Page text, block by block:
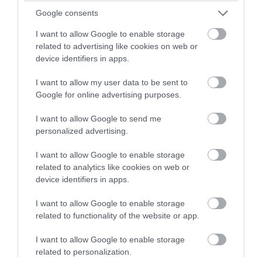
Google consents
I want to allow Google to enable storage
related to advertising like cookies on web or
device identifiers in apps.
I want to allow my user data to be sent to
Google for online advertising purposes.
I want to allow Google to send me
personalized advertising.
I want to allow Google to enable storage
related to analytics like cookies on web or
device identifiers in apps.
I want to allow Google to enable storage
related to functionality of the website or app.
I want to allow Google to enable storage
related to personalization.
PRONEWS.GR /ΔΙΕΘΝΗΣ ΟΙΚΟΝΟΜΙΑ
Ρώσοι επιστήμονες ανακάλυψαν νέο
ορυκτό με αξία μεγαλύτερη από τον
χρυσό!
01.08.2026 | 11:49